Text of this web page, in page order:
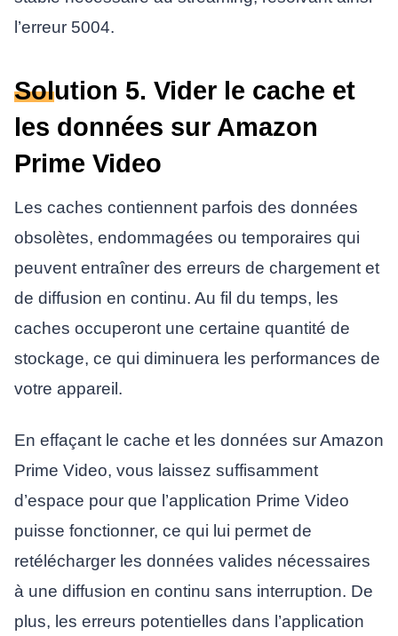
l’erreur 5004.
Solution 5. Vider le cache et
les données sur Amazon
Prime Video
Les caches contiennent parfois des données
obsolètes, endommagées ou temporaires qui
peuvent entraîner des erreurs de chargement et
de diffusion en continu. Au fil du temps, les
caches occuperont une certaine quantité de
stockage, ce qui diminuera les performances de
votre appareil.
En effaçant le cache et les données sur Amazon
Prime Video, vous laissez suffisamment
d’espace pour que l’application Prime Video
puisse fonctionner, ce qui lui permet de
retélécharger les données valides nécessaires
à une diffusion en continu sans interruption. De
plus, les erreurs potentielles dans l’application